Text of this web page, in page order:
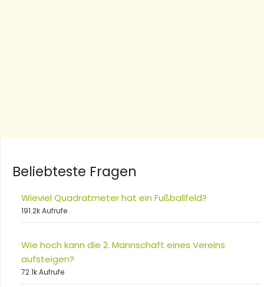
Beliebteste Fragen
Wieviel Quadratmeter hat ein Fußballfeld?
191.2k Aufrufe
Wie hoch kann die 2. Mannschaft eines Vereins
aufsteigen?
72.1k Aufrufe